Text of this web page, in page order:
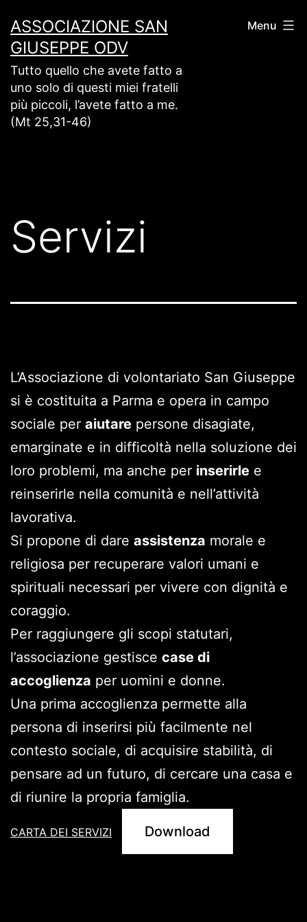
contenuto
ASSOCIAZIONE SAN
GIUSEPPE ODV
Tutto quello che avete fatto a
uno solo di questi miei fratelli
più piccoli, l’avete fatto a me.
(Mt 25,31-46)
Menu
Servizi
L’Associazione di volontariato San Giuseppe
si è costituita a Parma e opera in campo
sociale per aiutare persone disagiate,
emarginate e in difficoltà nella soluzione dei
loro problemi, ma anche per inserirle e
reinserirle nella comunità e nell’attività
lavorativa.
Si propone di dare assistenza morale e
religiosa per recuperare valori umani e
spirituali necessari per vivere con dignità e
coraggio.
Per raggiungere gli scopi statutari,
l’associazione gestisce case di
accoglienza per uomini e donne.
Una prima accoglienza permette alla
persona di inserirsi più facilmente nel
contesto sociale, di acquisire stabilità, di
pensare ad un futuro, di cercare una casa e
di riunire la propria famiglia.
CARTA DEI SERVIZI Download